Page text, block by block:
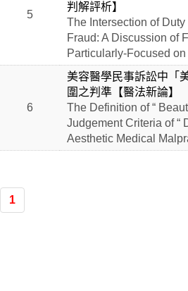
5
判解評析】
The Intersection of
Fraud: A Discussion of
Particularly-Focused
6
美容醫學民事訴訟中「
圍之判準【醫法新論】
The Definition of “
Judgement Criteria of “
Aesthetic Medical
1